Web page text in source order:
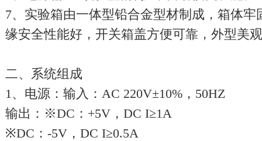
7、实验箱由一体型铅合金型材制成，箱体
缘安全性能好，开关箱盖方便可靠，外型美
二、系统组成
1、电源：输入：AC 220V±10%，50HZ
输出：※DC：+5V，DC I≥1A
※DC：-5V，DC I≥0.5A